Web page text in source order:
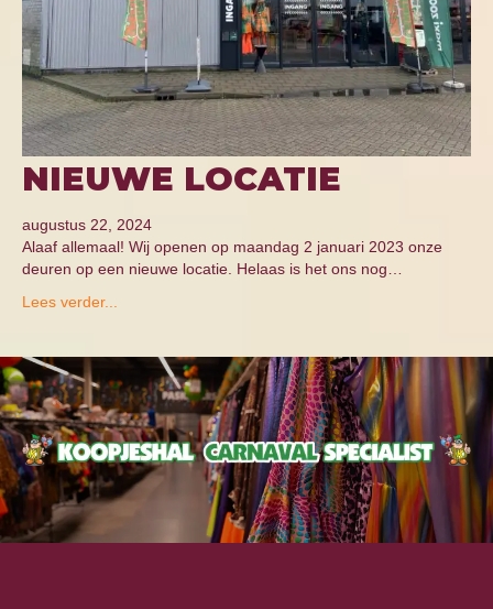
NIEUWE LOCATIE
augustus 22, 2024
Alaaf allemaal! Wij openen op maandag 2 januari 2023 onze
deuren op een nieuwe locatie. Helaas is het ons nog…
Lees verder...